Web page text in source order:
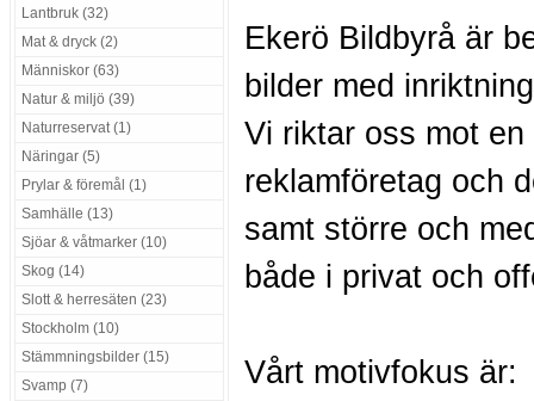
Lantbruk (32)
Mat & dryck (2)
Människor (63)
Natur & miljö (39)
Naturreservat (1)
Näringar (5)
Prylar & föremål (1)
Samhälle (13)
Sjöar & våtmarker (10)
Skog (14)
Slott & herresäten (23)
Stockholm (10)
Stämmningsbilder (15)
Svamp (7)
Ekerö Bildbyrå är
bilder med
Vi riktar oss mot
reklamföretag och
samt större och
både i privat och
Vårt motivfokus är: